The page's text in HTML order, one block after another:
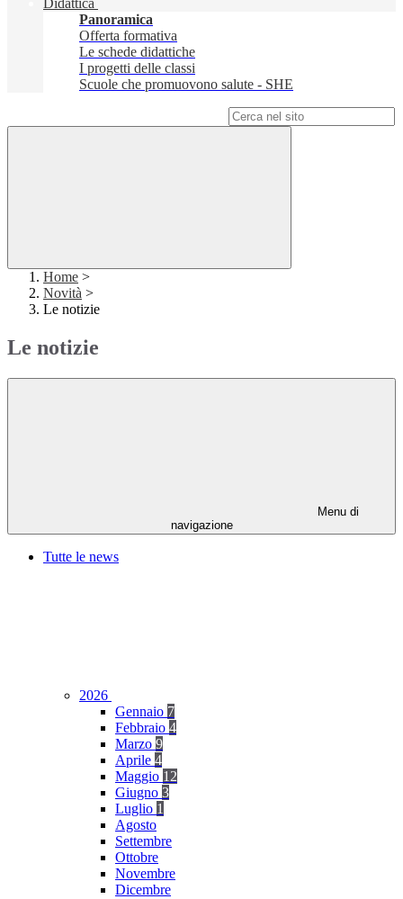
Didattica
Panoramica
Offerta formativa
Le schede didattiche
I progetti delle classi
Scuole che promuovono salute - SHE
Home >
Novità >
Le notizie
Le notizie
Menu di
navigazione
Tutte le news
2026
Gennaio 7
Febbraio 4
Marzo 9
Aprile 4
Maggio 12
Giugno 3
Luglio 1
Agosto
Settembre
Ottobre
Novembre
Dicembre